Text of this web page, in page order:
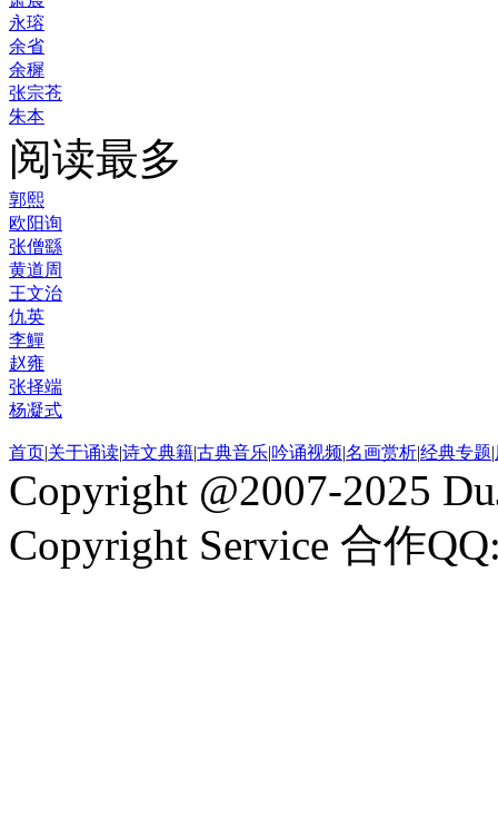
永瑢
余省
余穉
张宗苍
朱本
阅读最多
郭熙
欧阳询
张僧繇
黄道周
王文治
仇英
李鱓
赵雍
张择端
杨凝式
首页|关于诵读|诗文典籍|古典音乐|吟诵视频|名画赏析|经典专题|
Copyright @2007-2025
Copyright Service 合作